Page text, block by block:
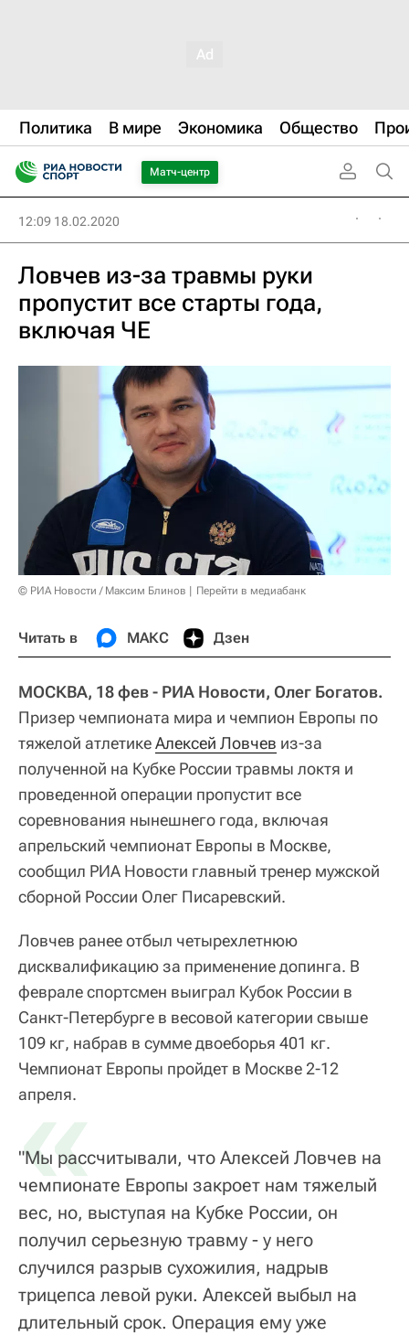
Политика В мире Экономика Общество
Матч-центр
12:09 18.02.2020
Ловчев из-за травмы руки
пропустит все старты года,
включая ЧЕ
© РИА Новости / Максим Блинов Перейти в медиабанк
Читать в МАКС Дзен
МОСКВА, 18 фев - РИА Новости, Олег Богатов.
Призер чемпионата мира и чемпион Европы по
тяжелой атлетикеАлексей Ловчев из-за
полученной на Кубке России травмы локтя и
проведенной операции пропустит все
соревнования нынешнего года, включая
апрельский чемпионат Европы в Москве,
сообщил РИА Новости главный тренер мужской
сборной России Олег Писаревский.
Ловчев ранее отбыл четырехлетнюю
дисквалификацию за применение допинга. В
феврале спортсмен выиграл Кубок России в
Санкт-Петербурге в весовой категории свыше
109 кг, набрав в сумме двоеборья 401 кг.
Чемпионат Европы пройдет в Москве 2-12
апреля.
«
"Мы рассчитывали, что Алексей Ловчев на
чемпионате Европы закроет нам тяжелый
вес, но, выступая на Кубке России, он
получил серьезную травму - у него
случился разрыв сухожилия, надрыв
трицепса левой руки. Алексей выбыл на
длительный срок. Операция ему уже